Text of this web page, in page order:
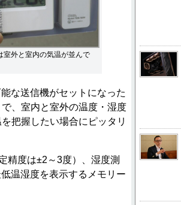
室外と室内の気温が並んで
な送信機がセットになった
、室内と室外の温度・湿度
把握したい場合にピッタリ
精度は±2～3度）、湿度測
温湿度を表示するメモリー